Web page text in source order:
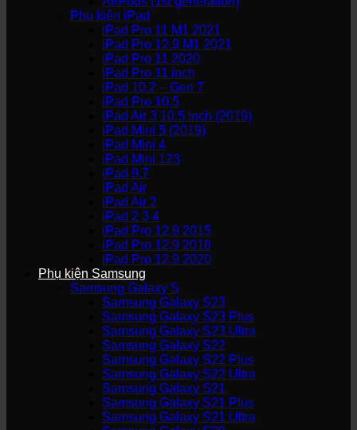
Phụ kiện iPad
iPad Pro 11 M1 2021
iPad Pro 12.9 M1 2021
iPad Pro 11 2020
iPad Pro 11 inch
iPad 10.2 – Gen 7
iPad Pro 10.5
iPad Air 3 10.5 inch (2019)
iPad Mini 5 (2019)
iPad Mini 4
iPad Mini 123
iPad 9.7
iPad Air
iPad Air 2
iPad 2 3 4
iPad Pro 12.9 2015
iPad Pro 12.9 2018
iPad Pro 12.9 2020
Phụ kiện Samsung
Samsung Galaxy S
Samsung Galaxy S23
Samsung Galaxy S23 Plus
Samsung Galaxy S23 Ultra
Samsung Galaxy S22
Samsung Galaxy S22 Plus
Samsung Galaxy S22 Ultra
Samsung Galaxy S21
Samsung Galaxy S21 Plus
Samsung Galaxy S21 Ultra